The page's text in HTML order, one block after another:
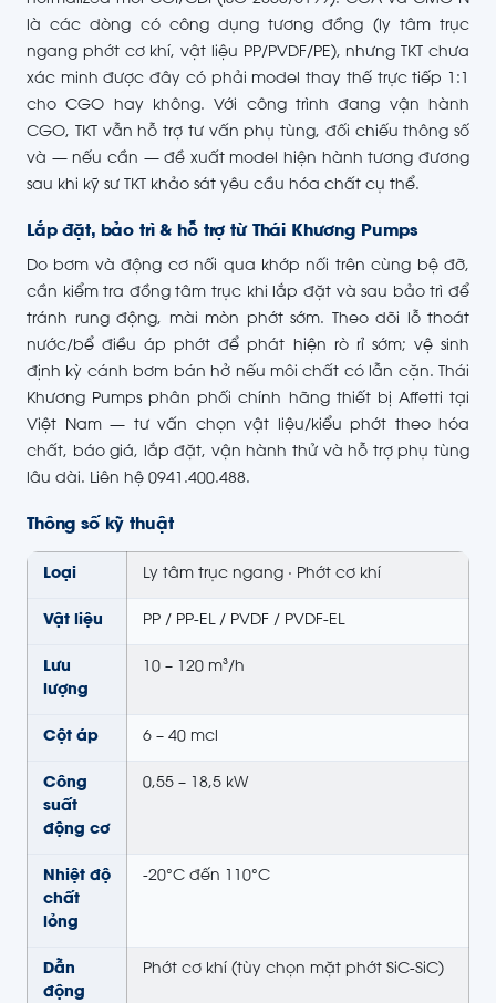
là các dòng có công dụng tương đồng (ly tâm trục
ngang phớt cơ khí, vật liệu PP/PVDF/PE), nhưng TKT chưa
xác minh được đây có phải model thay thế trực tiếp 1:1
cho CGO hay không. Với công trình đang vận hành
CGO, TKT vẫn hỗ trợ tư vấn phụ tùng, đối chiếu thông số
và — nếu cần — đề xuất model hiện hành tương đương
sau khi kỹ sư TKT khảo sát yêu cầu hóa chất cụ thể.
Lắp đặt, bảo trì & hỗ trợ từ Thái Khương Pumps
Do bơm và động cơ nối qua khớp nối trên cùng bệ đỡ,
cần kiểm tra đồng tâm trục khi lắp đặt và sau bảo trì để
tránh rung động, mài mòn phớt sớm. Theo dõi lỗ thoát
nước/bể điều áp phớt để phát hiện rò rỉ sớm; vệ sinh
định kỳ cánh bơm bán hở nếu môi chất có lẫn cặn. Thái
Khương Pumps phân phối chính hãng thiết bị Affetti tại
Việt Nam — tư vấn chọn vật liệu/kiểu phớt theo hóa
chất, báo giá, lắp đặt, vận hành thử và hỗ trợ phụ tùng
lâu dài. Liên hệ 0941.400.488.
Thông số kỹ thuật
Loại Ly tâm trục ngang · Phớt cơ khí
Vật liệu PP / PP-EL / PVDF / PVDF-EL
Lưu
lượng
10 – 120 m³/h
Cột áp 6 – 40 mcl
Công
suất
động cơ
0,55 – 18,5 kW
Nhiệt độ
chất
lỏng
-20°C đến 110°C
Dẫn
động
Phớt cơ khí (tùy chọn mặt phớt SiC-SiC)